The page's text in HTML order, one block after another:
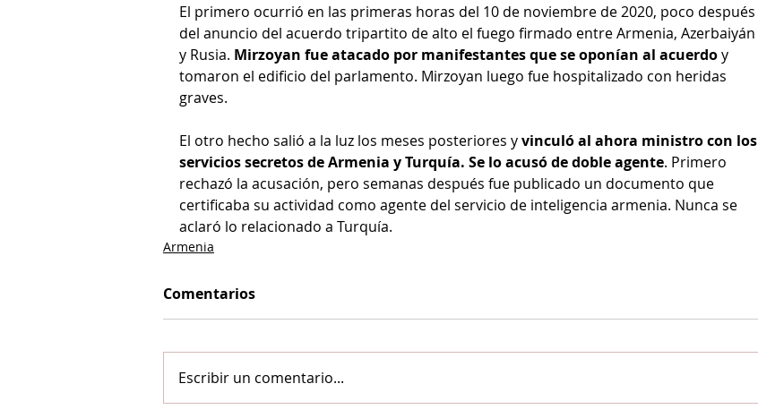
El primero ocurrió en las primeras horas del 10 de noviembre de 2020, poco después
del anuncio del acuerdo tripartito de alto el fuego firmado entre Armenia, Azerbaiyán
y Rusia. Mirzoyan fue atacado por manifestantes que se oponían al acuerdo y
tomaron el edificio del parlamento. Mirzoyan luego fue hospitalizado con heridas
graves.
El otro hecho salió a la luz los meses posteriores y vinculó al ahora ministro con los
servicios secretos de Armenia y Turquía. Se lo acusó de doble agente. Primero
rechazó la acusación, pero semanas después fue publicado un documento que
certificaba su actividad como agente del servicio de inteligencia armenia. Nunca se
aclaró lo relacionado a Turquía.
Armenia
Comentarios
Escribir un comentario...